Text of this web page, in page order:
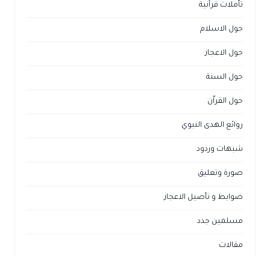
تأملات قرآنية
حول الاسلام
حول الاعجاز
حول السنة
حول القراّن
روائع الهدى النبوي
شبهات وردود
صورة وتعليق
ضوابط و تأصيل الاعجاز
مسلمين جدد
مقالات